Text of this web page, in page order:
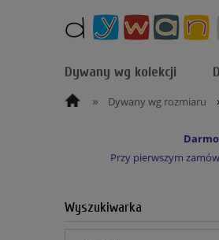
Dywany wg kolekcji
» Dywany wg rozmiaru
Przy pierwszym
Wyszukiwarka